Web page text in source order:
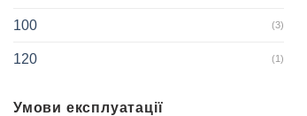
100 (3)
120 (1)
Умови експлуатації